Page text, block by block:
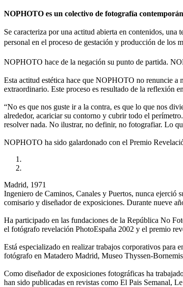
NOPHOTO es un colectivo de fotografía
Se caracteriza por una actitud abierta en contenidos,
personal en el proceso de gestación y producción de los
NOPHOTO hace de la negación su punto de partida.
Esta actitud estética hace que NOPHOTO no renuncie
extraordinario. Este proceso es resultado de la reflexión
“No es que nos guste ir a la contra, es que lo que nos
alrededor, acariciar su contorno y cubrir todo el
resolver nada. No ilustrar, no definir, no fotografiar. Lo
NOPHOTO ha sido galardonado con el Premio
Madrid, 1971
Ingeniero de Caminos, Canales y Puertos, nunca ejerció
comisario y diseñador de exposiciones. Durante nueve
Ha participado en las fundaciones de la República No
el fotógrafo revelación PhotoEspaña 2002 y el premio
Está especializado en realizar trabajos corporativos para
fotógrafo en Matadero Madrid, Museo Thyssen-
Como diseñador de exposiciones fotográficas ha
han sido publicadas en revistas como El Pais Semanal,